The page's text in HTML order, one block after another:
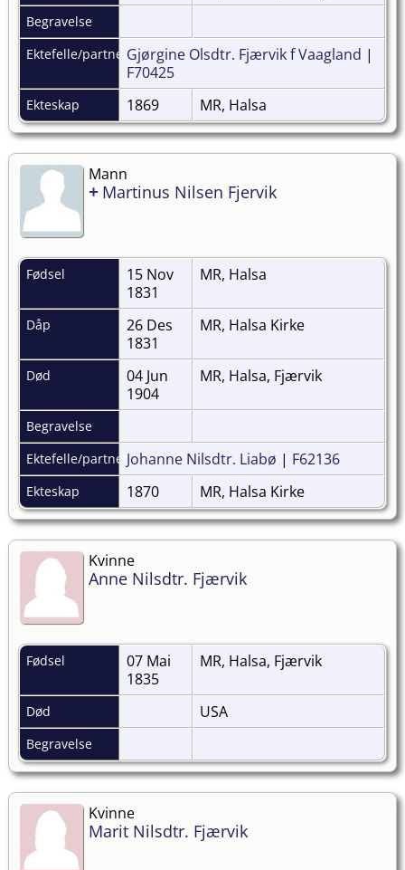
Begravelse
Ektefelle/partnerGjørgine Olsdtr. Fjærvik f Vaagland |
F70425
Ekteskap 1869 MR, Halsa
Mann
+ Martinus Nilsen Fjervik
Fødsel
15 Nov
1831
MR, Halsa
Dåp
26 Des
1831
MR, Halsa Kirke
Død
04 Jun
1904
MR, Halsa, Fjærvik
Begravelse
Ektefelle/partnerJohanne Nilsdtr. Liabø | F62136
Ekteskap 1870 MR, Halsa Kirke
Kvinne
Anne Nilsdtr. Fjærvik
Fødsel
07 Mai
1835
MR, Halsa, Fjærvik
Død USA
Begravelse
Kvinne
Marit Nilsdtr. Fjærvik